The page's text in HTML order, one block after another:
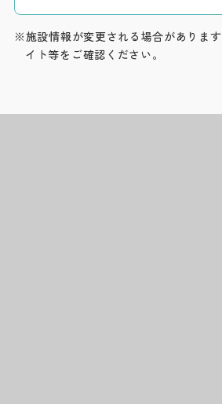
※施設情報が変更される場合がありま
イト等をご確認ください。